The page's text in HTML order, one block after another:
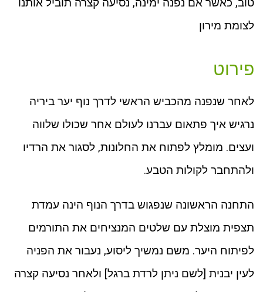
טוב, כאשר אם נפנה ימינה, נסיעה קצרה תוביל אותנו
לצומת מירון
פירוט
לאחר שנפנה מהכביש הראשי לדרך נוף יער ביריה
נרגיש איך פתאום עברנו לעולם אחר שכולו שלווה
ועצים. מומלץ לפתוח את החלונות, לסגור את הרדיו
ולהתחבר לקולות הטבע.
התחנה הראשונה שנפגוש בדרך הנוף הינה עמדת
תצפית מוצלת עם שלטים המנציחים את התורמים
לפיתוח היער. משם נמשיך ליסוע, נעבור את הפניה
לעין יבנית [לשם ניתן לרדת ברגל] ולאחר נסיעה קצרה